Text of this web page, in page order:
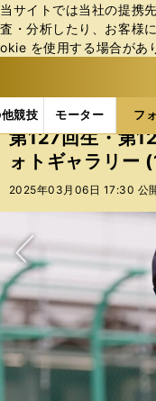
当サイトでは当社の提携
査・分析したり、お客様
okie を使⽤する場合があ
競技 モーター フ
b
ス
ポ
ル
バ
フォトギャラリー
第127回生・第
ォトギャラリー
2025年03月06日 17:30 公
次へ